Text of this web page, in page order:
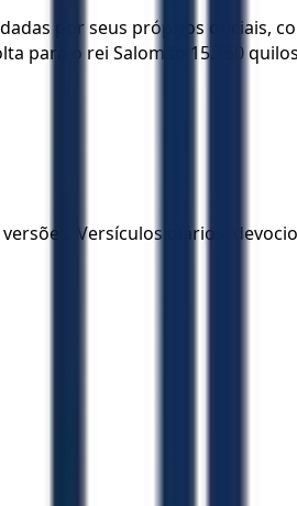
por seus próprios oficiais,
para o rei Salomão 15.750
Versículos diários,